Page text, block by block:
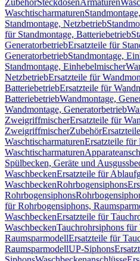
ZubehörSteckdosenArmaturen
Waschtischarmaturen
Standmontage, Netzbetrieb
für Standmontage, Batteriebetrieb
GeneratorbetriebErsatzteile für
GeneratorbetriebStandmontage,
Standmontage, Einhebelmischer
NetzbetriebErsatzteile für
BatteriebetriebErsatzteile für
BatteriebetriebWandmontage,
Wandmontage, Generatorbetrieb
ZweigriffmischerErsatzteile für
ZweigriffmischerZubehör
WaschtischarmaturenErsatzteile für
Waschtischarmaturen
Spülbecken, Geräte und
WaschbeckenErsatzteile für
WaschbeckenRohrbogensiphons
Rohrbogensiphons
für Rohrbogensiphons,
WaschbeckenErsatzteile für
WaschbeckenTauchrohrsiphons für
RaumsparmodellErsatzteile für
RaumsparmodellUP-Siphons